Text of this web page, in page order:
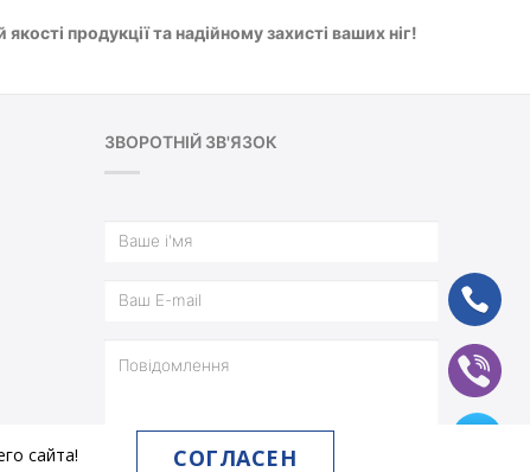
продукції та надійному захисті ваших ніг!
ЗВОРОТНІЙ ЗВ'ЯЗОК
ph
vb
tg
сайта! СОГЛАСЕН